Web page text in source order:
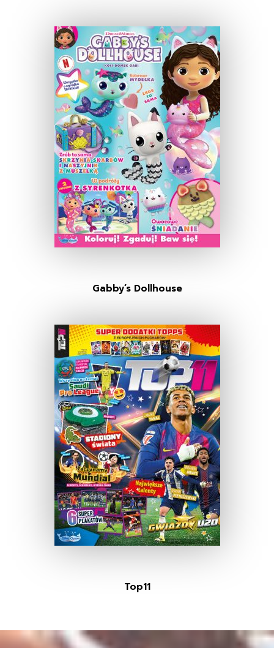
Gabby’s Dollhouse
Top11